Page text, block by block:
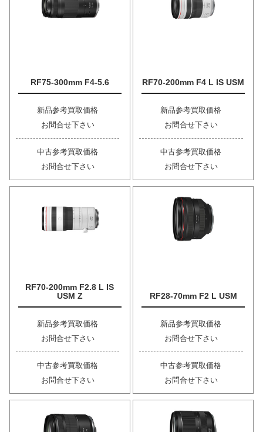
RF75-300mm F4-5.6
新品参考買取価格
お問合せ下さい
中古参考買取価格
お問合せ下さい
RF70-200mm F4 L IS USM
新品参考買取価格
お問合せ下さい
中古参考買取価格
お問合せ下さい
RF70-200mm F2.8 L IS
USM Z
新品参考買取価格
お問合せ下さい
中古参考買取価格
お問合せ下さい
RF28-70mm F2 L USM
新品参考買取価格
お問合せ下さい
中古参考買取価格
お問合せ下さい